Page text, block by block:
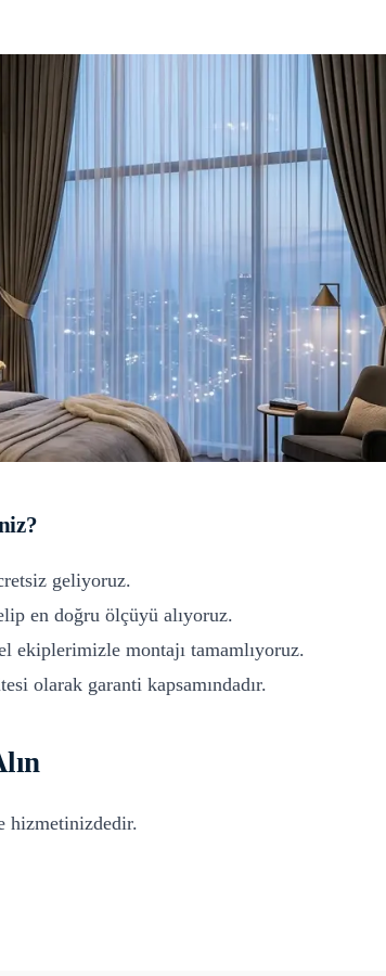
geliyoruz.
en doğru ölçüyü alıyoruz.
ekiplerimizle montajı tamamlıyoruz.
olarak garanti kapsamındadır.
hizmetinizdedir.